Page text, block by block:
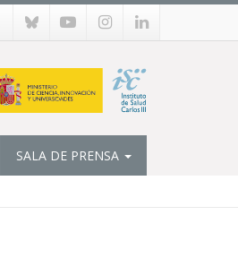
SALA DE PRENSA